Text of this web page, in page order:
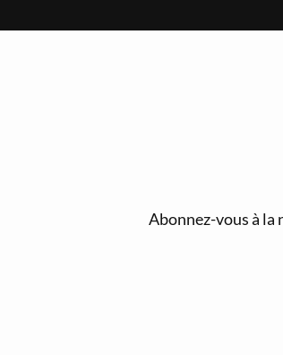
Abonnez-vous à